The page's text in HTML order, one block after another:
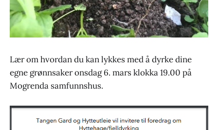
Lær om hvordan du kan lykkes med å dyrke dine
egne grønnsaker onsdag 6. mars klokka 19.00 på
Mogrenda samfunnshus.